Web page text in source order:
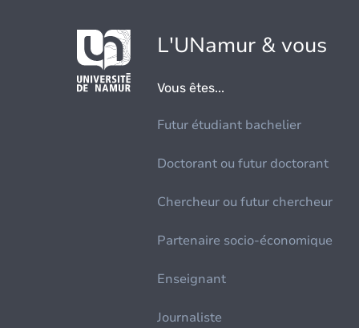
L'UNamur & vous
Vous êtes...
Futur étudiant bachelier
Doctorant ou futur doctorant
Chercheur ou futur chercheur
Partenaire socio-économique
Enseignant
Journaliste